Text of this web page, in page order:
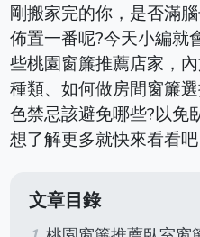
剛搬家完的你，是否滿
佈置一番呢?今天小編就
些桃園窗簾推薦店家，
種類、如何做房間窗簾
色禁忌該避免哪些?以免
想了解更多就快來看看吧
文章目錄